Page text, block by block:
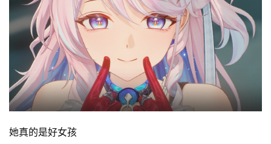
她真的是好女孩